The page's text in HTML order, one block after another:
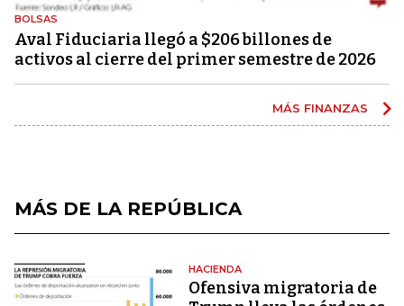
BOLSAS
Aval Fiduciaria llegó a $206 billones de
activos al cierre del primer semestre de 2026
MÁS FINANZAS
MÁS DE LA REPÚBLICA
HACIENDA
Ofensiva migratoria de